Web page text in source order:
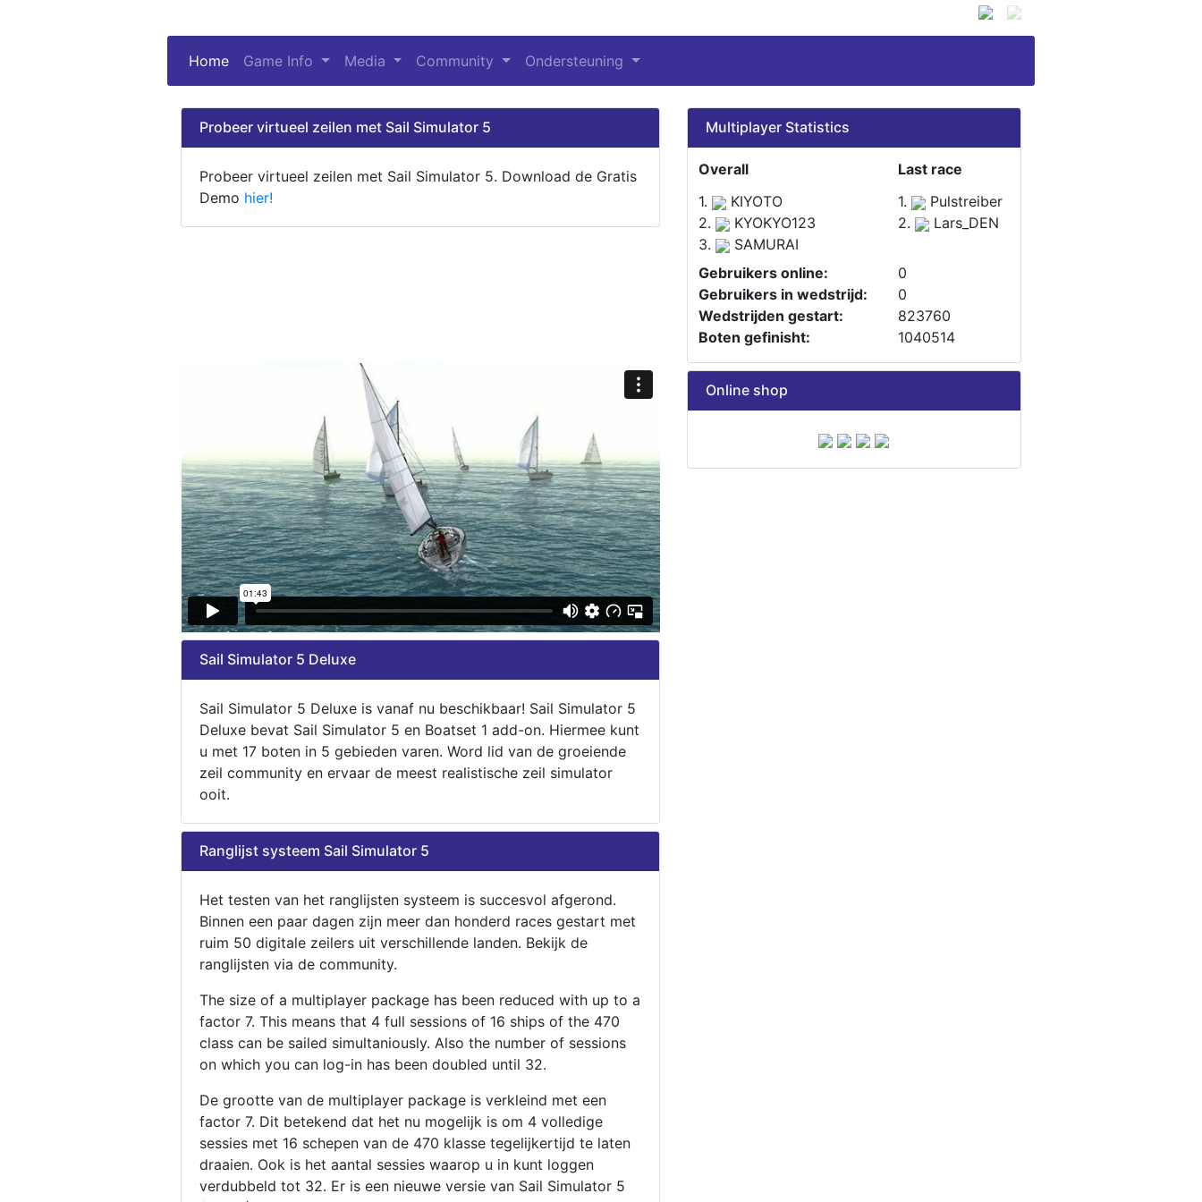
Home (current)
Game Info Media Community Ondersteuning
Probeer virtueel zeilen met Sail Simulator 5
Probeer virtueel zeilen met Sail Simulator 5. Download de Gratis
Demo hier!
Multiplayer Statistics
Overall
Last race
1.
KIYOTO 1.
Pulstreiber
2.
KYOKYO123 2.
Lars_DEN
3.
SAMURAI
Gebruikers online:
0
Gebruikers in wedstrijd:
0
Wedstrijden gestart:
823760
Boten gefinisht:
1040514
Sail Simulator 5 Deluxe
Sail Simulator 5 Deluxe is vanaf nu beschikbaar! Sail Simulator 5
Deluxe bevat Sail Simulator 5 en Boatset 1 add-on. Hiermee kunt
u met 17 boten in 5 gebieden varen. Word lid van de groeiende
zeil community en ervaar de meest realistische zeil simulator
ooit.
Ranglijst systeem Sail Simulator 5
Het testen van het ranglijsten systeem is succesvol afgerond.
Binnen een paar dagen zijn meer dan honderd races gestart met
ruim 50 digitale zeilers uit verschillende landen. Bekijk de
ranglijsten via de community.
The size of a multiplayer package has been reduced with up to a
factor 7. This means that 4 full sessions of 16 ships of the 470
class can be sailed simultaniously. Also the number of sessions
on which you can log-in has been doubled until 32.
De grootte van de multiplayer package is verkleind met een
factor 7. Dit betekend dat het nu mogelijk is om 4 volledige
sessies met 16 schepen van de 470 klasse tegelijkertijd te laten
draaien. Ook is het aantal sessies waarop u in kunt loggen
verdubbeld tot 32. Er is een nieuwe versie van Sail Simulator 5
Online shop